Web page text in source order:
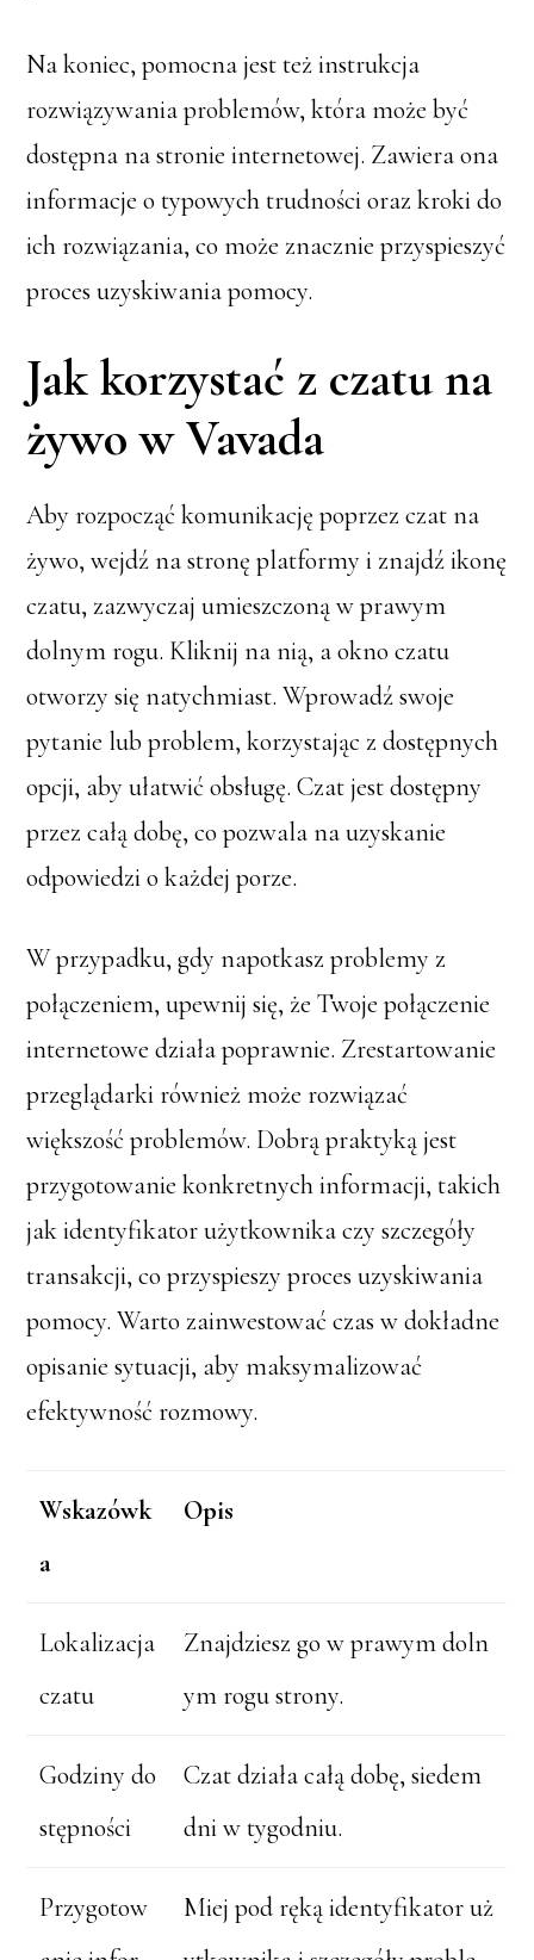
Na koniec, pomocna jest też instrukcja
rozwiązywania problemów, która może być
dostępna na stronie internetowej. Zawiera ona
informacje o typowych trudności oraz kroki do
ich rozwiązania, co może znacznie przyspieszyć
proces uzyskiwania pomocy.
Jak korzystać z czatu na
żywo w Vavada
Aby rozpocząć komunikację poprzez czat na
żywo, wejdź na stronę platformy i znajdź ikonę
czatu, zazwyczaj umieszczoną w prawym
dolnym rogu. Kliknij na nią, a okno czatu
otworzy się natychmiast. Wprowadź swoje
pytanie lub problem, korzystając z dostępnych
opcji, aby ułatwić obsługę. Czat jest dostępny
przez całą dobę, co pozwala na uzyskanie
odpowiedzi o każdej porze.
W przypadku, gdy napotkasz problemy z
połączeniem, upewnij się, że Twoje połączenie
internetowe działa poprawnie. Zrestartowanie
przeglądarki również może rozwiązać
większość problemów. Dobrą praktyką jest
przygotowanie konkretnych informacji, takich
jak identyfikator użytkownika czy szczegóły
transakcji, co przyspieszy proces uzyskiwania
pomocy. Warto zainwestować czas w dokładne
opisanie sytuacji, aby maksymalizować
efektywność rozmowy.
Wskazówk
a
Opis
Lokalizacja
czatu
Znajdziesz go w prawym doln
ym rogu strony.
Godziny do
stępności
Czat działa całą dobę, siedem
dni w tygodniu.
Przygotow
Miej pod ręką identyfikator uż